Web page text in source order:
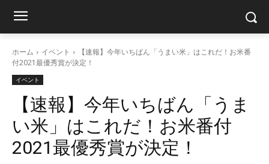
ホーム イベント
【速報】今年いちばん「うまい米」はこれだ！お米番
付2021最優秀賞が決定！
イベント
【速報】今年いちばん「うま
い米」はこれだ！お米番付
2021最優秀賞が決定！